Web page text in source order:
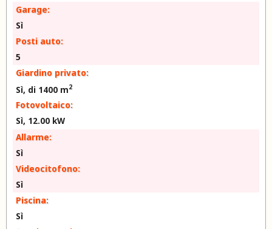
Garage:
Sì
Posti auto:
5
Giardino privato:
Sì, di 1400 m2
Fotovoltaico:
Sì, 12.00 kW
Allarme:
Sì
Videocitofono:
Sì
Piscina:
Sì